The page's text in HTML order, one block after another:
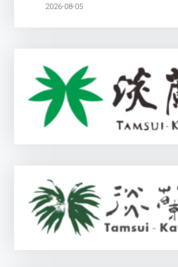
2026-08-05